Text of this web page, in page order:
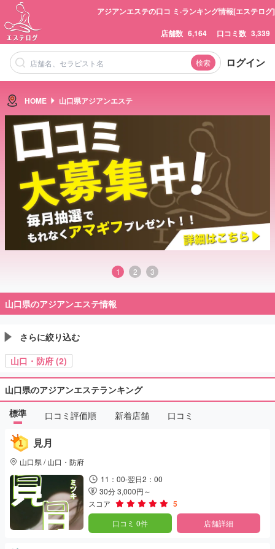
アジアンエステの口コ ミ·ランキング情報[エステログ]
店舗数 6,164 口コミ数 3,339
検索 ログイン
HOME 山口県アジアンエステ
1 2 3
山口県のアジアンエステ情報
さらに絞り込む
山口・防府 (2)
山口県のアジアンエステランキング
標準
口コミ評価順 新着店舗 口コミ
見月
山口県 / 山口・防府
11：00-翌日2：00
30分 3,000円～
スコア
5
口コミ 0件 店舗詳細